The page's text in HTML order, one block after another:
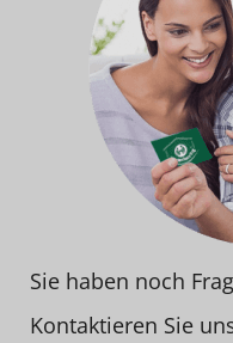
Sie haben noch
Kontaktieren Sie